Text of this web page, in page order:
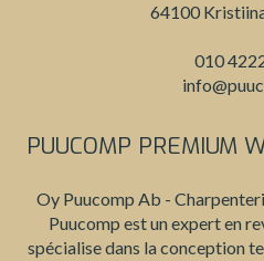
64100
010
PUUCOMP PREMIUM
Oy Puucomp Ab -
Puucomp est un expert en
spécialise dans la conception